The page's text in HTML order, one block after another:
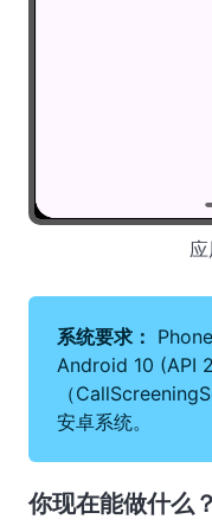
系统要求：
Android 10 (API
（
安卓系统。
你现在能做什么？